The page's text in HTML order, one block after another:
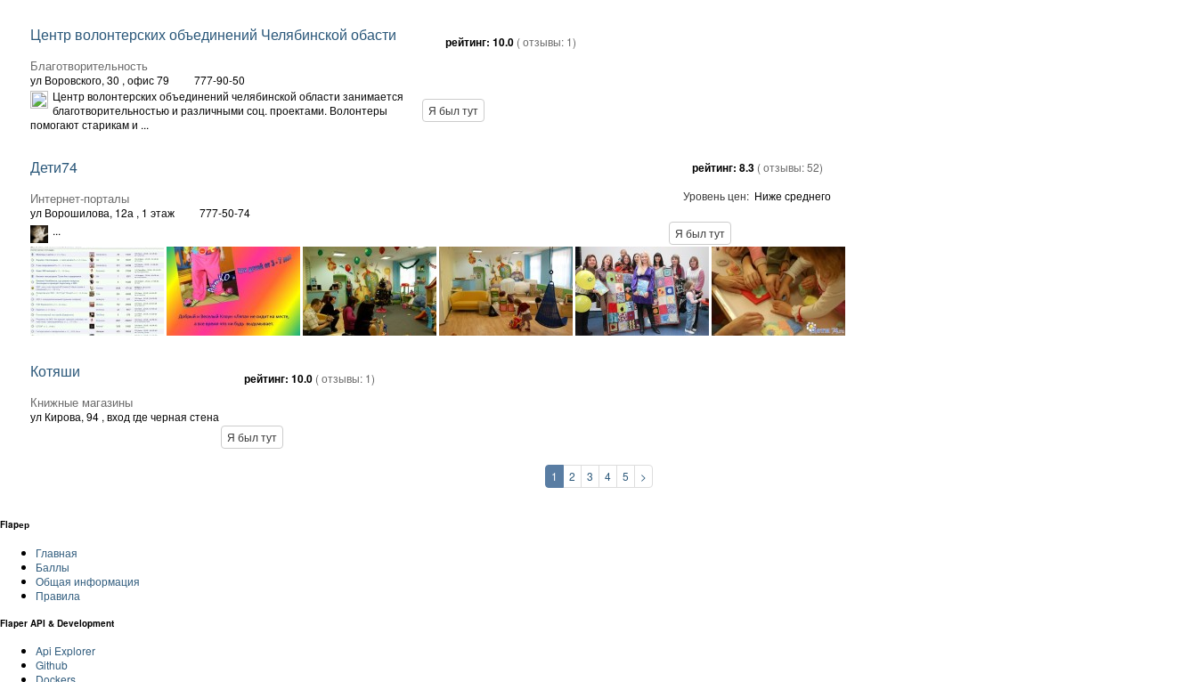
Центр волонтерских объединений Челябинской обасти
Благотворительность
ул Воровского, 30 , офис 79 777-90-50
рейтинг: 10.0 ( отзывы: 1)
Центр волонтерских объединений челябинской области занимается
благотворительностью и различными соц. проектами. Волонтеры
помогают старикам и ...
Я был тут
Дети74
Интернет-порталы
ул Ворошилова, 12а , 1 этаж 777-50-74
рейтинг: 8.3 ( отзывы:52)
Уровень цен: Ниже среднего
... Я был тут
Котяши
Книжные магазины
ул Кирова, 94 , вход где черная стена
рейтинг: 10.0 ( отзывы: 1)
Я был тут
1 2 3 4 5 >
Flapер
Главная
Баллы
Общая информация
Правила
Flaper API & Development
Api Explorer
Github